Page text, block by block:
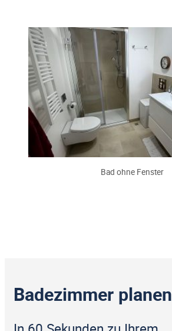
Bad ohne Fenster
Badezimmer planen